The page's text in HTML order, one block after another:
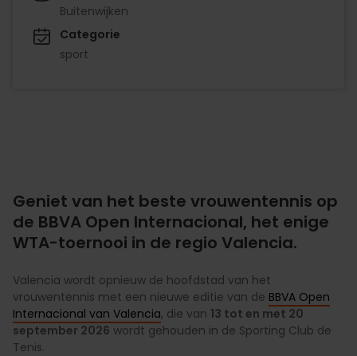
Buitenwijken
Categorie
sport
Geniet van het beste vrouwentennis op
de BBVA Open Internacional, het enige
WTA-toernooi in de regio Valencia.
Valencia wordt opnieuw de hoofdstad van het
vrouwentennis met een nieuwe editie van de BBVA Open
Internacional van Valencia, die van 13 tot en met 20
september 2026 wordt gehouden in de Sporting Club de
Tenis.